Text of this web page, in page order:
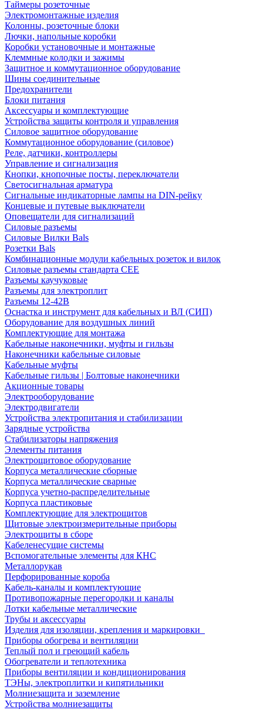
Таймеры розеточные
Электромонтажные изделия
Колонны, розеточные блоки
Лючки, напольные коробки
Коробки установочные и монтажные
Клеммные колодки и зажимы
Защитное и коммутационное оборудование
Шины соединительные
Предохранители
Блоки питания
Аксессуары и комплектующие
Устройства защиты контроля и управления
Силовое защитное оборудование
Коммутационное оборудование (силовое)
Реле, датчики, контроллеры
Управление и сигнализация
Кнопки, кнопочные посты, переключатели
Светосигнальная арматура
Сигнальные индикаторные лампы на DIN-рейку
Концевые и путевые выключатели
Оповещатели для сигнализаций
Силовые разъемы
Силовые Вилки Bals
Розетки Bals
Комбинационные модули кабельных розеток и вилок
Силовые разъемы стандарта CEE
Разъемы каучуковые
Разъемы для электроплит
Разъемы 12-42В
Оснастка и инструмент для кабельных и ВЛ (СИП)
Оборудование для воздушных линий
Комплектующие для монтажа
Кабельные наконечники, муфты и гильзы
Наконечники кабельные силовые
Кабельные муфты
Кабельные гильзы | Болтовые наконечники
Акционные товары
Электрооборудование
Электродвигатели
Устройства электропитания и стабилизации
Зарядные устройства
Стабилизаторы напряжения
Элементы питания
Электрощитовое оборудование
Корпуса металлические сборные
Корпуса металлические сварные
Корпуса учетно-распределительные
Корпуса пластиковые
Комплектующие для электрощитов
Щитовые электроизмерительные приборы
Электрощиты в сборе
Кабеленесущие системы
Вспомогательные элементы для КНС
Металлорукав
Перфорированные короба
Кабель-каналы и комплектующие
Противопожарные перегородки и каналы
Лотки кабельные металлические
Трубы и аксессуары
Изделия для изоляции, крепления и маркировки
Приборы обогрева и вентиляции
Теплый пол и греющий кабель
Обогреватели и теплотехника
Приборы вентиляции и кондиционирования
ТЭНы, электроплитки и кипятильники
Молниезащита и заземление
Устройства молниезащиты